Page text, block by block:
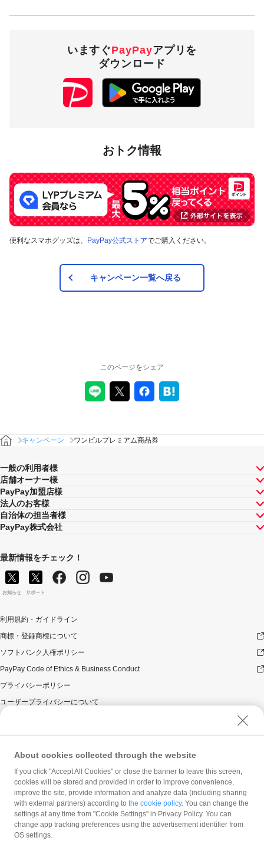
いますぐPayPayアプリを
ダウンロード
おトク情報
便利なスマホグッズは、 PayPay公式ストアでご購入ください。
キャンペーン一覧へ戻る
このページをシェア
キャンペーン ワンビルプレミアム商品券
一般の利用者様
店舗オーナー様
PayPay加盟店様
法人のお客様
自治体の担当者様
PayPay株式会社
最新情報をチェック！
お知らせ サポート
利用規約・ガイドライン
商標・登録商標について
ソフトバンク人権ポリシー
PayPay Code of Ethics & Business Conduct
プライバシーポリシー
ユーザープライバシーについて
ウェブサイト利用規約
反社会的勢力に対する方針
勧誘方針
マネロン等基本方針
カスタマーハラスメントに関する当社の考え方
About cookies collected through the website
If you click "Accept All Cookies" or close the banner to leave this screen,
cookies will be stored and provided in order to improve convenience,
improve the site, provide information and analyze data (including sharing
with external partners) according to the cookie policy. You can change the
settings at any time from "Cookie Settings" in Privacy Policy. You can
change app tracking preferences using the advertisement identifier from
OS settings.